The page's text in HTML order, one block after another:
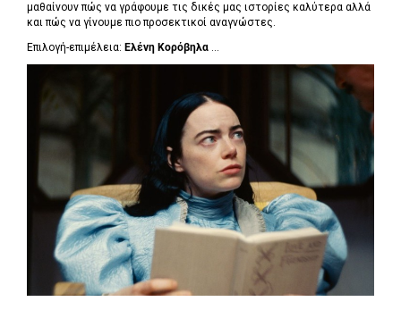
μαθαίνουν πώς να γράφουμε τις δικές μας ιστορίες καλύτερα αλλά
και πώς να γίνουμε πιο προσεκτικοί αναγνώστες.
Επιλογή-επιμέλεια: Ελένη Κορόβηλα ...